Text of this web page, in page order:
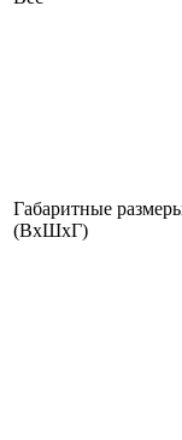
Габаритные
(ВхШхГ)